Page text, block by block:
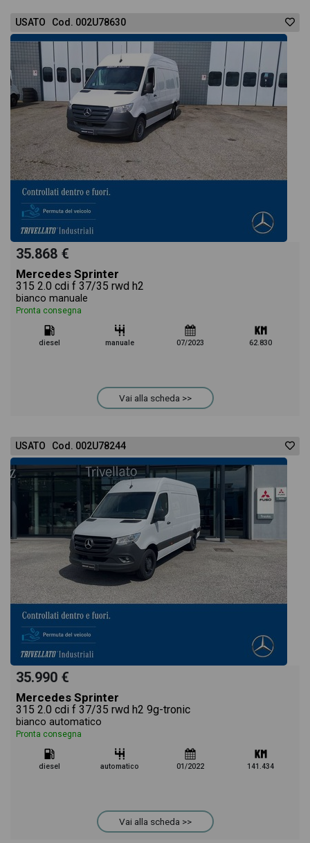
USATO Cod. 002U78630
35.868 €
Mercedes Sprinter
315 2.0 cdi f 37/35 rwd h2
bianco manuale
Pronta consegna
diesel manuale 07/2023 62.830
Vai alla scheda >>
USATO Cod. 002U78244
35.990 €
Mercedes Sprinter
315 2.0 cdi f 37/35 rwd h2 9g-tronic
bianco automatico
Pronta consegna
diesel automatico 01/2022 141.434
Vai alla scheda >>